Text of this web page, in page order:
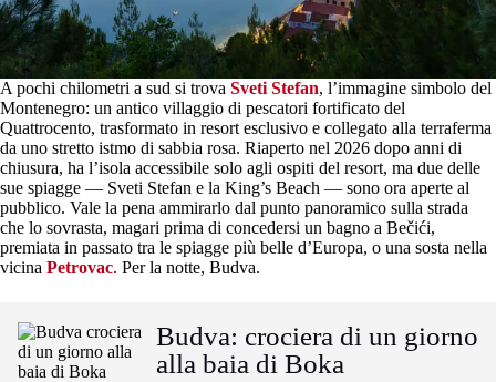
A pochi chilometri a sud si trova Sveti Stefan, l’immagine simbolo del
Montenegro: un antico villaggio di pescatori fortificato del
Quattrocento, trasformato in resort esclusivo e collegato alla terraferma
da uno stretto istmo di sabbia rosa. Riaperto nel 2026 dopo anni di
chiusura, ha l’isola accessibile solo agli ospiti del resort, ma due delle
sue spiagge — Sveti Stefan e la King’s Beach — sono ora aperte al
pubblico. Vale la pena ammirarlo dal punto panoramico sulla strada
che lo sovrasta, magari prima di concedersi un bagno a Bečići,
premiata in passato tra le spiagge più belle d’Europa, o una sosta nella
vicina Petrovac. Per la notte, Budva.
Budva: crociera di un giorno
alla baia di Boka